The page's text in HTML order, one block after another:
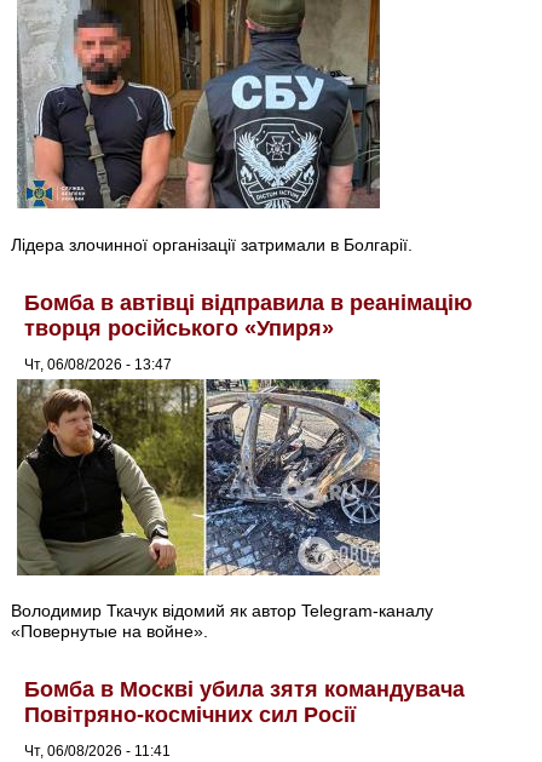
Лідера злочинної організації затримали в Болгарії.
Бомба в автівці відправила в реанімацію
творця російського «Упиря»
Чт, 06/08/2026 - 13:47
Володимир Ткачук відомий як автор Telegram-каналу
«Повернутые на войне».
Бомба в Москві убила зятя командувача
Повітряно-космічних сил Росії
Чт, 06/08/2026 - 11:41